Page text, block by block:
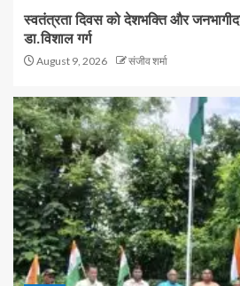
स्वतंत्रता दिवस को देशभक्ति और
डा.विशाल गर्ग
August 9, 2026 संजीव शर्मा